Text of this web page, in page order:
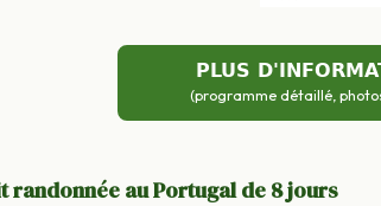
PLUS
(programme détaillé,
randonnée au Portugal de 8 jours